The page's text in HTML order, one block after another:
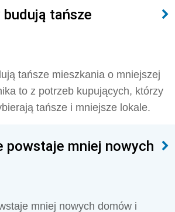
budują tańsze
tańsze mieszkania o mniejszej
to z potrzeb kupujących, którzy
tańsze i mniejsze lokale.
powstaje mniej nowych
mniej nowych domów i